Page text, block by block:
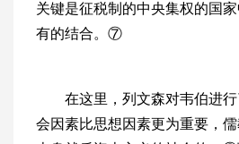
关键是征税制的中央集权的国
有的结合。⑦
在这里，列文森对韦伯进行
会因素比思想因素更为重要，